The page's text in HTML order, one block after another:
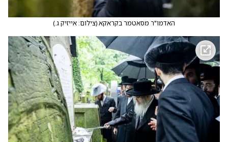
האדמו"ר מסאטמר בקראקא(צילום: אייזיק ג. )